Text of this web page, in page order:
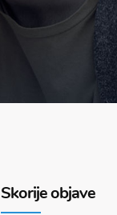
Skorije objave